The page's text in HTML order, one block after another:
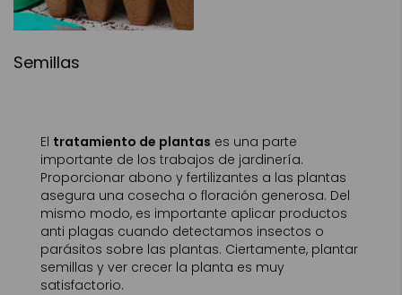
Semillas
El tratamiento de plantas es una parte
importante de los trabajos de jardinería.
Proporcionar abono y fertilizantes a las plantas
asegura una cosecha o floración generosa. Del
mismo modo, es importante aplicar productos
anti plagas cuando detectamos insectos o
parásitos sobre las plantas. Ciertamente, plantar
semillas y ver crecer la planta es muy
satisfactorio.